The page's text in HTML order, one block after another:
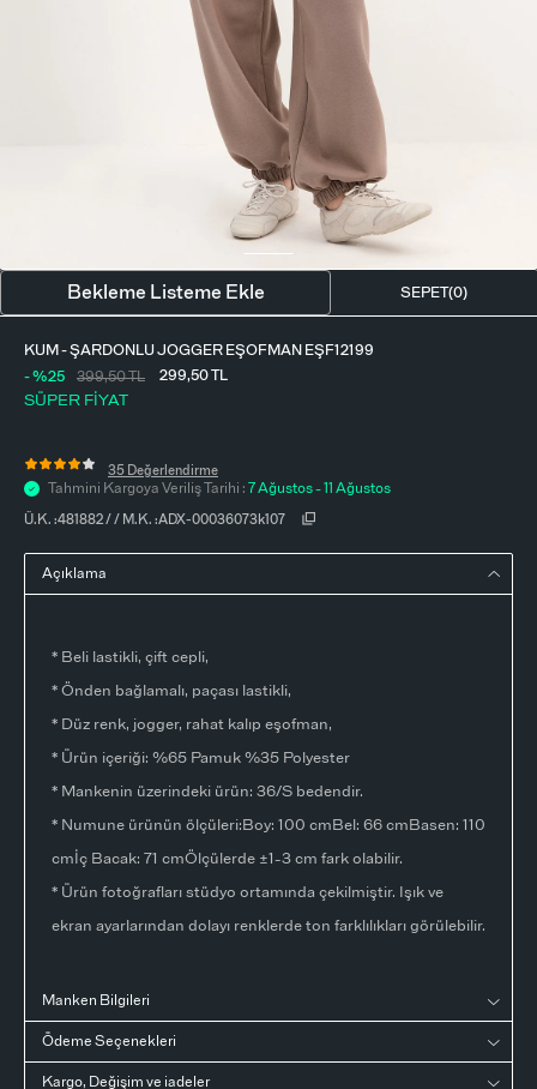
Açıklama
* Beli lastikli, çift cepli,
* Önden bağlamalı, paçası lastikli,
* Düz renk, jogger, rahat kalıp eşofman,
* Ürün içeriği: %65 Pamuk %35 Polyester
* Mankenin üzerindeki ürün: 36/S bedendir.
* Numune ürünün ölçüleri:Boy: 100 cmBel: 66 cmBasen: 110
cmİç Bacak: 71 cmÖlçülerde ±1-3 cm fark olabilir.
* Ürün fotoğrafları stüdyo ortamında çekilmiştir. Işık ve
ekran ayarlarından dolayı renklerde ton farklılıkları görülebilir.
Manken Bilgileri
Ödeme Seçenekleri
Kargo, Değişim ve iadeler
Ü.K. :481882/ / M.K. :ADX-00036073k107
KUM - ŞARDONLU JOGGER EŞOFMAN EŞF12199
SÜPER FİYAT
399,50TL 299,50TL
- %25
35 Değerlendirme
Tahmini Kargoya Veriliş Tarihi : 7 Ağustos - 11 Ağustos
SEPET(0)
Bekleme Listeme Ekle